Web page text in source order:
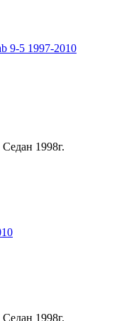
9-5 1997-2010
1998г.
1998г.